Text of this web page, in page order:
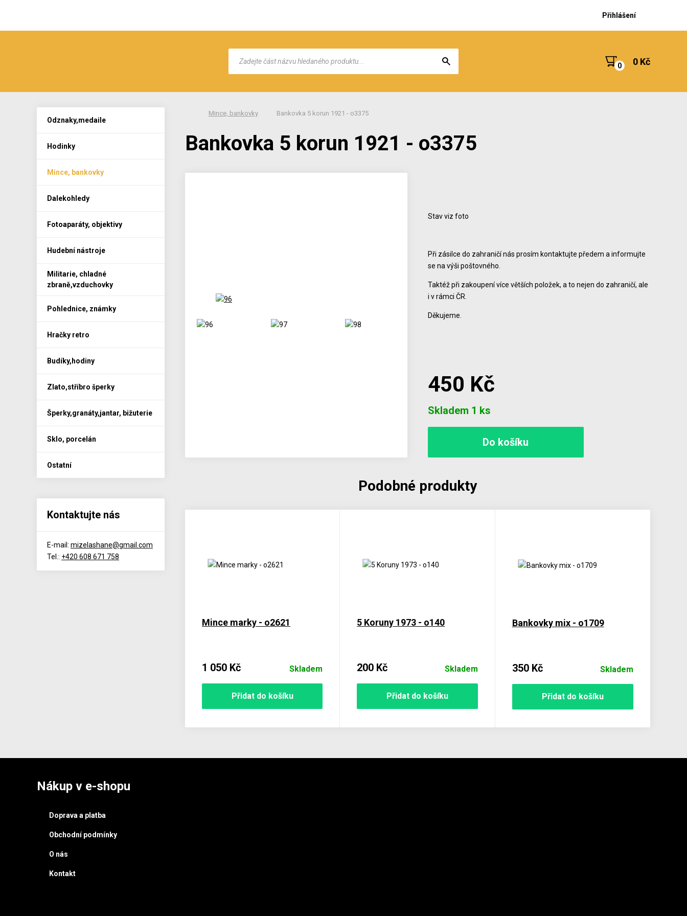
Přihlášení
0 Kč
Mince, bankovky Bankovka 5 korun 1921 - o3375
Bankovka 5 korun 1921 - o3375
Stav viz foto
Při zásilce do zahraničí nás prosím kontaktujte předem a informujte
se na výši poštovného.
Taktéž při zakoupení více větších položek, a to nejen do zahraničí, ale
i v rámci ČR.
Děkujeme.
450 Kč
Skladem 1 ks
Podobné produkty
Mince marky - o2621
1 050 Kč Skladem
Přidat do košíku
5 Koruny 1973 - o140
200 Kč Skladem
Přidat do košíku
Bankovky mix - o1709
350 Kč Skladem
Přidat do košíku
Odznaky,medaile
Hodinky
Mince, bankovky
Dalekohledy
Fotoaparáty, objektivy
Hudební nástroje
Militarie, chladné
zbraně,vzduchovky
Pohlednice, známky
Hračky retro
Budíky,hodiny
Zlato,stříbro šperky
Šperky,granáty,jantar, bižuterie
Sklo, porcelán
Ostatní
Kontaktujte nás
E-mail: mizelashane@gmail.com
Tel.: +420 608 671 758
Nákup v e-shopu
Doprava a platba
Obchodní podmínky
O nás
Kontakt